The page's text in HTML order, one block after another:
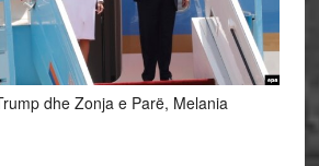
dhe Zonja e Parë, Melania